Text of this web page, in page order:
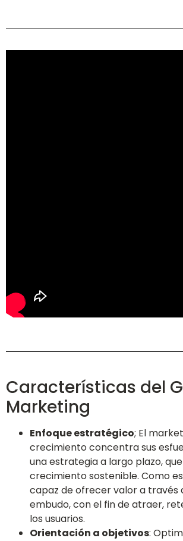
Características del
Marketing
Enfoque estratégico; El
crecimiento concentra sus
una estrategia a largo plazo,
crecimiento sostenible. Como
capaz de ofrecer valor a través
embudo, con el fin de atraer,
los usuarios.
Orientación a objetivos: